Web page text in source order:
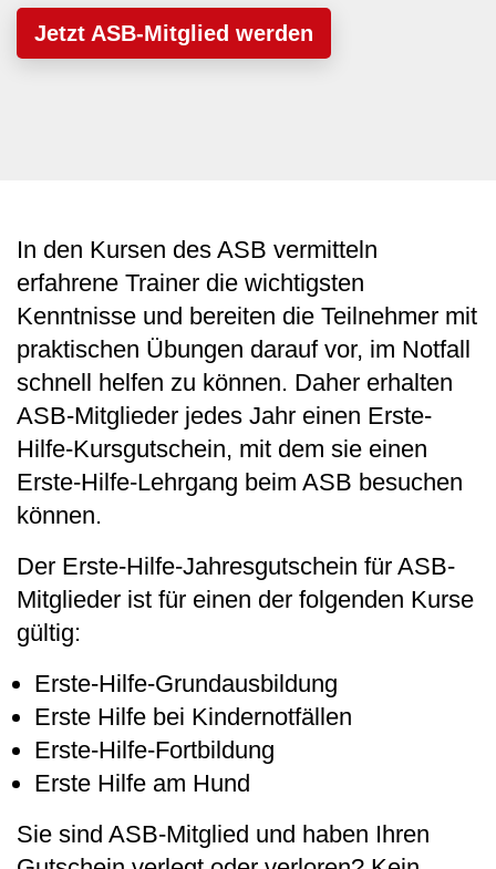
Jetzt ASB-Mitglied werden
In den Kursen des ASB vermitteln
erfahrene Trainer die wichtigsten
Kenntnisse und bereiten die Teilnehmer mit
praktischen Übungen darauf vor, im Notfall
schnell helfen zu können. Daher erhalten
ASB-Mitglieder jedes Jahr einen Erste-
Hilfe-Kursgutschein, mit dem sie einen
Erste-Hilfe-Lehrgang beim ASB besuchen
können.
Der Erste-Hilfe-Jahresgutschein für ASB-
Mitglieder ist für einen der folgenden Kurse
gültig:
Erste-Hilfe-Grundausbildung
Erste Hilfe bei Kindernotfällen
Erste-Hilfe-Fortbildung
Erste Hilfe am Hund
Sie sind ASB-Mitglied und haben Ihren